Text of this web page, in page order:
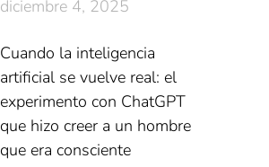
diciembre 4, 2025
Cuando la inteligencia
artificial se vuelve real: el
experimento con ChatGPT
que hizo creer a un hombre
que era consciente